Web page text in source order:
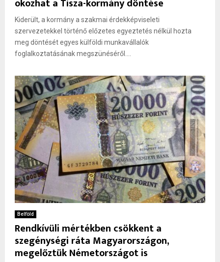
okozhat a Tisza-kormány döntése
Kiderült, a kormány a szakmai érdekképviseleti
szervezetekkel történő előzetes egyeztetés nélkül hozta
meg döntését egyes külföldi munkavállalók
foglalkoztatásának megszünéséről....
Belföld
Rendkívüli mértékben csökkent a
szegénységi ráta Magyarországon,
megelőztük Németországot is